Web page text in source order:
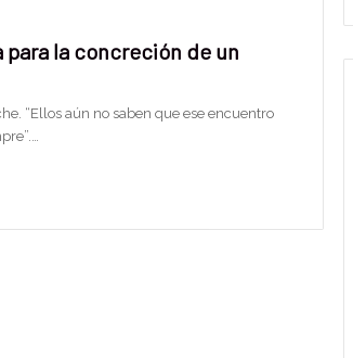
la concreción de un
“Ellos aún no saben que ese encuentro